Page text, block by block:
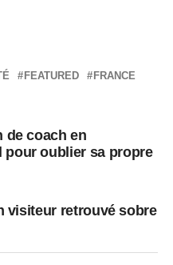
FEATURED
FRANCE
de coach en
pour oublier sa propre
visiteur retrouvé sobre